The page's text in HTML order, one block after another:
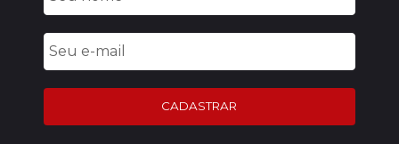
CADASTRAR